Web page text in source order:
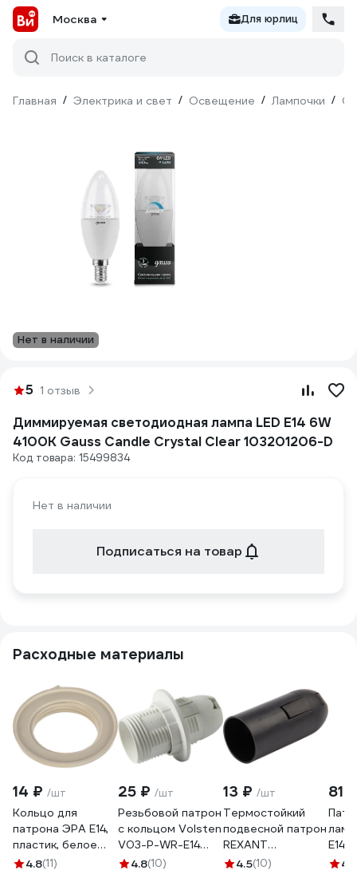
Москва Для юрлиц
Поиск в каталоге
Главная / Электрика и свет / Освещение / Лампочки /
Нет в наличии
5 1 отзыв
Диммируемая светодиодная лампа LED E14 6W
4100К Gauss Candle Crystal Clear 103201206-D
Код товара: 15499834
Нет в наличии
Подписаться на товар
Расходные материалы
14 ₽ /шт
Кольцо для
патрона ЭРА E14,
пластик, белое
Б0043679
4.8(11)
25 ₽ /шт
Резьбовой патрон
с кольцом Volsten
V03-P-WR-E14
E14/220V/2A 12215
4.8(10)
13 ₽ /шт
Термостойкий
подвесной патрон
REXANT
пластиковый Е14
4.5(10)
81
E14,
4